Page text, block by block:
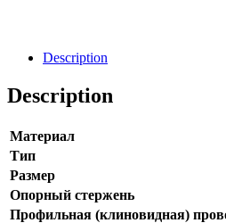
Description
Description
Материал
Тип
Размер
Опорный стержень
Профильная (клиновидная)